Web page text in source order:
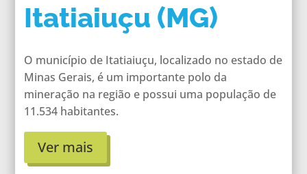
Itatiaiuçu (MG)
O município de Itatiaiuçu, localizado no estado de
Minas Gerais, é um importante polo da
mineração na região e possui uma população de
11.534 habitantes.
Ver mais